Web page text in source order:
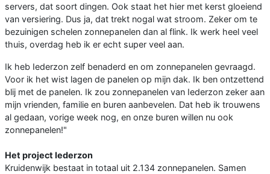
servers, dat soort dingen. Ook staat het hier met kerst gloeiend
van versiering. Dus ja, dat trekt nogal wat stroom. Zeker om te
bezuinigen schelen zonnepanelen dan al flink. Ik werk heel veel
thuis, overdag heb ik er echt super veel aan.
Ik heb Iederzon zelf benaderd en om zonnepanelen gevraagd.
Voor ik het wist lagen de panelen op mijn dak. Ik ben ontzettend
blij met de panelen. Ik zou zonnepanelen van Iederzon zeker aan
mijn vrienden, familie en buren aanbevelen. Dat heb ik trouwens
al gedaan, vorige week nog, en onze buren willen nu ook
zonnepanelen!"
Het project Iederzon
Kruidenwijk bestaat in totaal uit 2.134 zonnepanelen. Samen